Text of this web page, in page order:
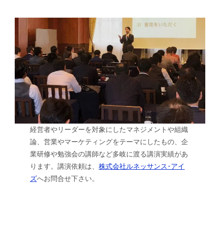
経営者やリーダーを対象にしたマネジメントや組織
論、営業やマーケティングをテーマにしたもの、企
業研修や勉強会の講師など多岐に渡る講演実績があ
ります。講演依頼は、株式会社ルネッサンス･アイ
ズへお問合せ下さい。